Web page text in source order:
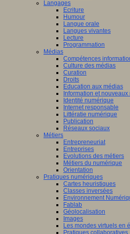
Langages
Ecriture
Humour
Langue orale
Langues vivantes
Lecture
Programmation
Médias
Compétences
Culture des médias
Curation
Droits
Education aux médias
Information et nouveaux
Identité numérique
Internet responsable
Littératie numérique
Publication
Réseaux sociaux
Métiers
Entrepreneuriat
Entreprises
Evolutions des métiers
Métiers du numérique
Orientation
Pratiques numériques
Cartes heuristiques
Classes inversées
Environnement
Fablab
Géolocalisation
Images
Les mondes virtuels en
Pratiques collaboratives